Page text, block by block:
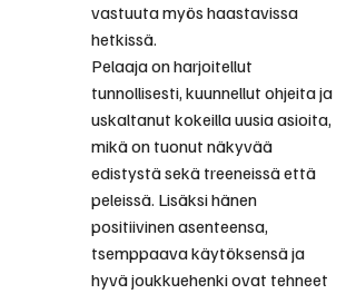
vastuuta myös haastavissa
hetkissä.
Pelaaja on harjoitellut
tunnollisesti, kuunnellut ohjeita ja
uskaltanut kokeilla uusia asioita,
mikä on tuonut näkyvää
edistystä sekä treeneissä että
peleissä. Lisäksi hänen
positiivinen asenteensa,
tsemppaava käytöksensä ja
hyvä joukkuehenki ovat tehneet